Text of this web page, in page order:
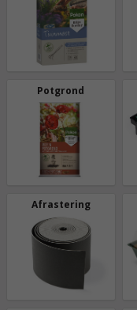
Potgrond
Afrastering